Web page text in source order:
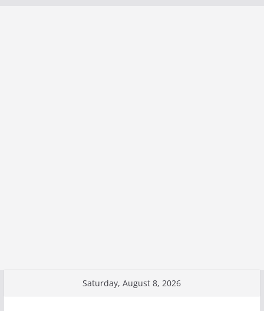
Saturday, August 8, 2026